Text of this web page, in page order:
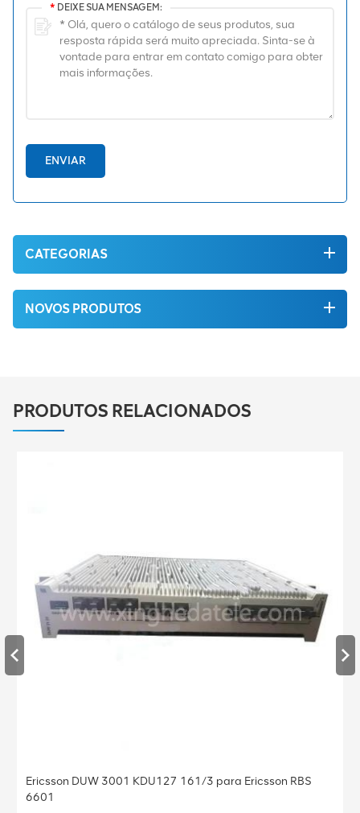
* DEIXE SUA MENSAGEM:
ENVIAR
CATEGORIAS
NOVOS PRODUTOS
PRODUTOS RELACIONADOS
Estação Base BBU Baseband Ericsson Baseband 5212
KDU137 925/41 Baseband 5212 para Ericsson